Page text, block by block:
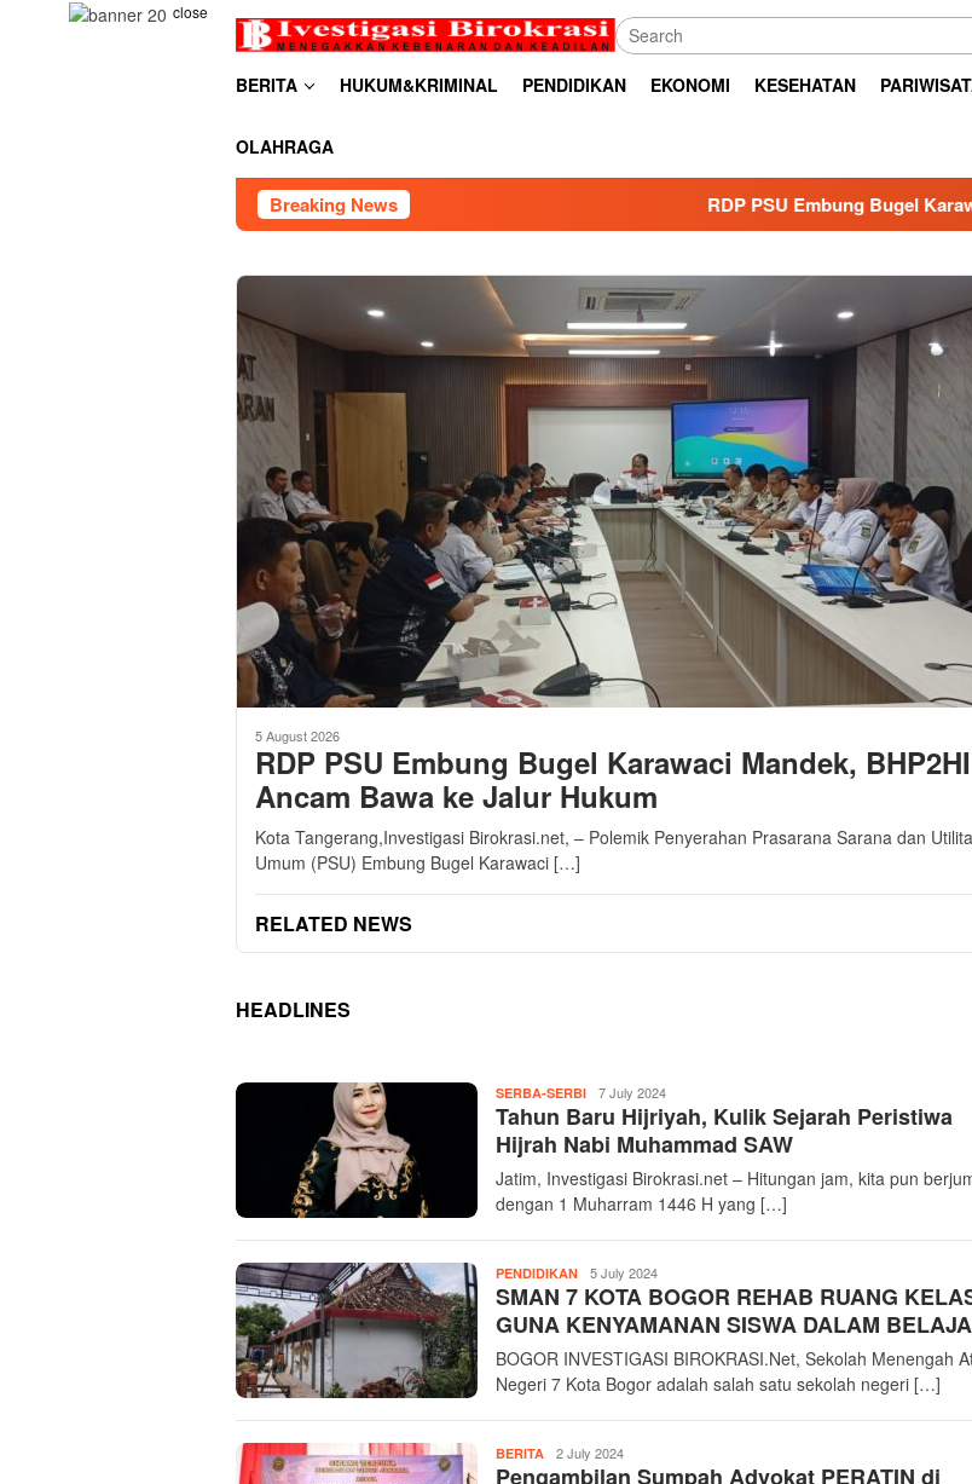
close
BERITA HUKUM&KRIMINAL PENDIDIKAN EKONOMI KESEHATAN
OLAHRAGA
Breaking News RDP PSU Embung Bugel Karawaci
5 August 2026
RDP PSU Embung Bugel Karawaci Mandek, BHP2HI
Ancam Bawa ke Jalur Hukum
Kota Tangerang,Investigasi Birokrasi.net, – Polemik Penyerahan Prasarana Sarana dan
Umum (PSU) Embung Bugel Karawaci […]
RELATED NEWS
HEADLINES
INVESTIGASI
BIROKRASI
SERBA-SERBI InvestigasiBirokrasi
7 July 2024
Tahun Baru Hijriyah, Kulik Sejarah Peristiwa
Hijrah Nabi Muhammad SAW
Jatim, Investigasi Birokrasi.net – Hitungan jam, kita pun
dengan 1 Muharram 1446 H yang […]
PENDIDIKAN InvestigasiBirokrasi
5 July 2024
SMAN 7 KOTA BOGOR REHAB RUANG
GUNA KENYAMANAN SISWA DALAM
BOGOR INVESTIGASI BIROKRASI.Net, Sekolah Menengah
Negeri 7 Kota Bogor adalah salah satu sekolah negeri […]
BERITA InvestigasiBirokrasi
2 July 2024
Pengambilan Sumpah Advokat PERATIN di